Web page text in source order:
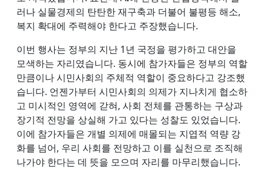
러나 실물경제의 탄탄한 재구축과 더불어 불평등 해소,
복지 확대에 주력해야 한다고 주장했습니다.
이번 행사는 정부의 지난 1년 국정을 평가하고 대안을
모색하는 자리였습니다. 동시에 참가자들은 정부의 역할
만큼이나 시민사회의 주체적 역할이 중요하다고 강조했
습니다. 언젠가부터 시민사회의 의제가 지나치게 협소하
고 미시적인 영역에 갇혀, 사회 전체를 관통하는 구상과
장기적 전망을 상실해 가고 있다는 성찰도 있었습니다.
이에 참가자들은 개별 의제에 매몰되는 지엽적 역량 강
화를 넘어, 우리 사회를 전망하고 이를 실천으로 조직해
나가야 한다는 데 뜻을 모으며 자리를 마무리했습니다.